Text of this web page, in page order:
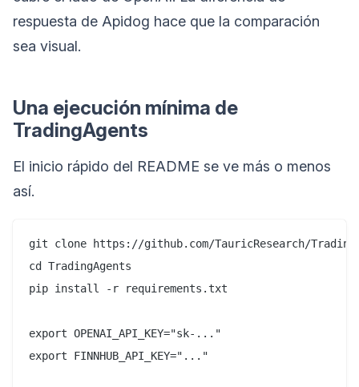
respuesta de Apidog hace que la comparación
sea visual.
Una ejecución mínima de
TradingAgents
El inicio rápido del README se ve más o menos
así.
git clone https://github.com/TauricResearch/
cd TradingAgents
pip install -r requirements.txt
export OPENAI_API_KEY="sk-..."
export FINNHUB_API_KEY="..."